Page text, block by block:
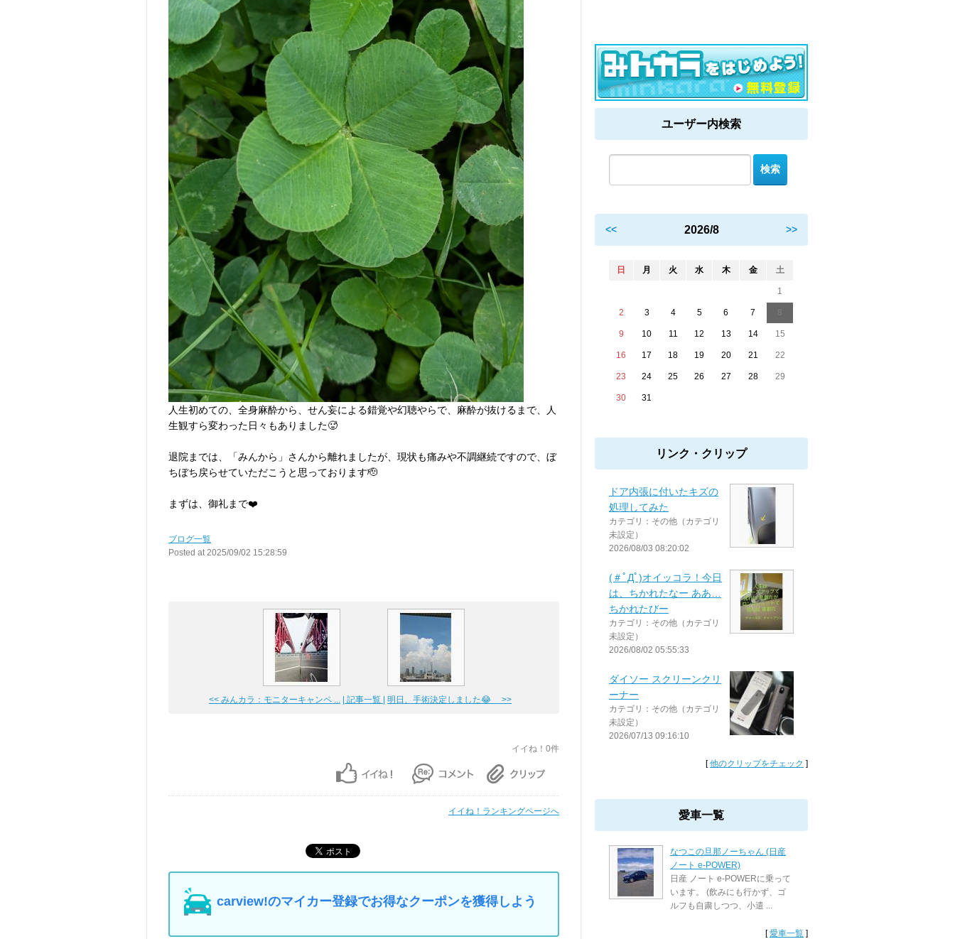
人生初めての、全身麻酔から、せん妄による錯覚や幻聴やらで、麻酔が抜けるまで、人
生観すら変わった日々もありました🥵
退院までは、「みんから」さんから離れましたが、現状も痛みや不調継続ですので、ぼ
ちぼち戻らせていただこうと思っております🫡
まずは、御礼まで❤️
ブログ一覧
Posted at 2025/09/02 15:28:59
<< みんカラ：モニターキャンペ ... | 記事一覧 | 明日、手術決定しました😂 >>
イイね！0件
イイね！ランキングページへ
carview!のマイカー登録でお得なクーポンを獲得しよう
ユーザー内検索
<< 2026/8 >>
日 月 火 水 木 金 土
1
2 3 4 5 6 7
9 10 11 12 13 14 15
16 17 18 19 20 21 22
23 24 25 26 27 28 29
30 31
リンク・クリップ
ドア内張に付いたキズの
処理してみた
カテゴリ：その他（カテゴリ
未設定）
2026/08/03 08:20:02
(＃ﾟДﾟ)オイッコラ！今日
は、ちかれたなー ああ…
ちかれたびー
カテゴリ：その他（カテゴリ
未設定）
2026/08/02 05:55:33
ダイソー スクリーンクリ
ーナー
カテゴリ：その他（カテゴリ
未設定）
2026/07/13 09:16:10
[他のクリップをチェック ]
愛車一覧
なつこの旦那ノーちゃん (日産
ノート e-POWER)
日産 ノート e-POWERに乗って
います。 (飲みにも行かず、ゴ
ルフも自粛しつつ、小遣 ...
[愛車一覧 ]